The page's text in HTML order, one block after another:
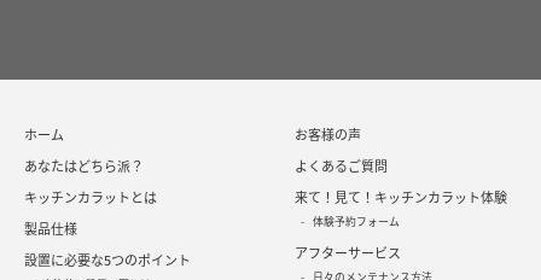
ホーム
あなたはどちら派？
キッチンカラットとは
製品仕様
設置に必要な5つのポイント
お客様の声
よくあるご質問
来て！見て！キッチンカラット体験
体験予約フォーム
アフターサービス